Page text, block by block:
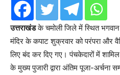
उत्तराखंडके चमोली जिले में स्थित
मंदिर के कपाट शुक्रवार को परंपरा और
लिए बंद कर दिए गए। पंचकेदारों में शामिल
के मुख्य पुजारी द्वारा अंतिम पूजा-